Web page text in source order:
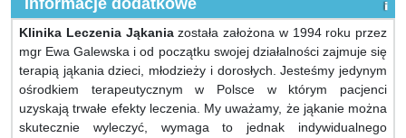
Informacje dodatkowe
Klinika Leczenia Jąkaniazostała założona w 1994 roku przez
mgr Ewa Galewska i od początku swojej działalności zajmuje się
terapią jąkania dzieci, młodzieży i dorosłych. Jesteśmy jedynym
ośrodkiem terapeutycznym w Polsce w którym pacjenci
uzyskają trwałe efekty leczenia. My uważamy, że jąkanie można
skutecznie wyleczyć, wymaga to jednak indywidualnego